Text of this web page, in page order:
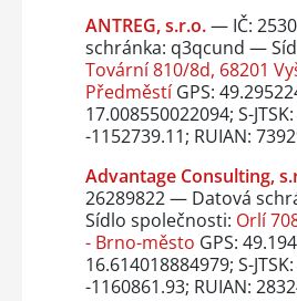
ANTREG, s.r.o.— IČ:
schránka: q3qcund —
Tovární 810/8d, 68201
PředměstíGPS:
17.008550022094; S-
-1152739.11; RUIAN:
Advantage Consulting,
26289822 — Datová
Sídlo společnosti: Orlí
- Brno-město GPS:
16.614018884979; S-
-1160861.93; RUIAN: